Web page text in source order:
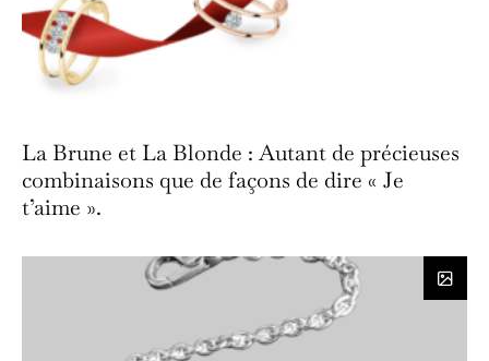
La Brune et La Blonde : Autant de précieuses
combinaisons que de façons de dire « Je
t’aime ».